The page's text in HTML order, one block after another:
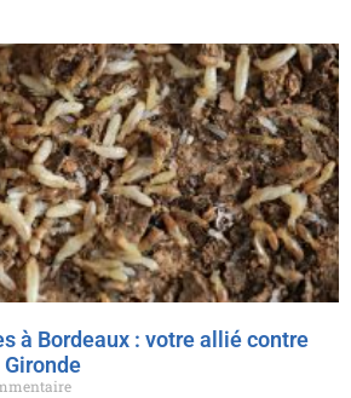
à Bordeaux : votre allié contre